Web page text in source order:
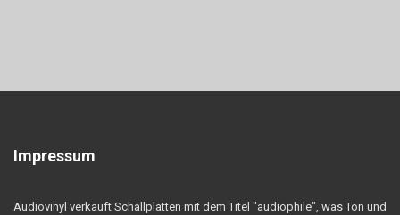
Impressum
Audiovinyl verkauft Schallplatten mit dem Titel "audiophile", was Ton und